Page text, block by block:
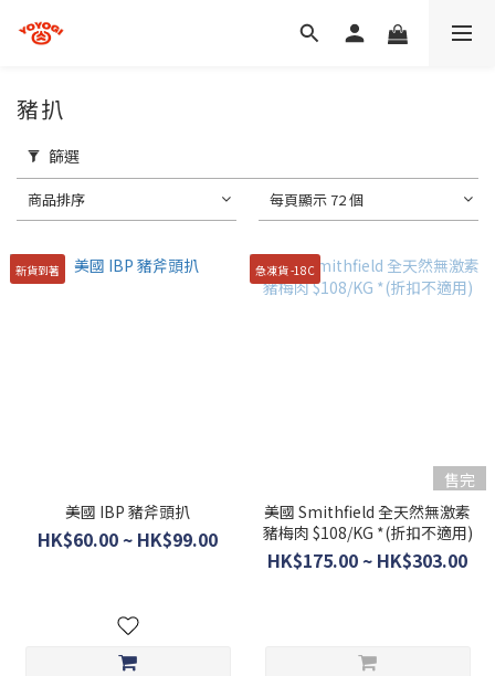
豬扒
篩選
商品排序 每頁顯示 72 個
新貨到著
美國 IBP 豬斧頭扒
HK$60.00 ~ HK$99.00
急凍貨 -18C
售完
美國 Smithfield 全天然無激素
豬梅肉 $108/KG *(折扣不適用)
HK$175.00 ~ HK$303.00